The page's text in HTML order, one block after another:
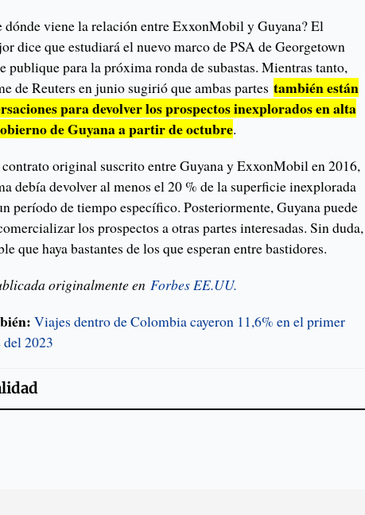
dónde viene la relación entre ExxonMobil y Guyana? El
dice que estudiará el nuevo marco de PSA de Georgetown
publique para la próxima ronda de subastas. Mientras tanto,
de Reuters en junio sugirió que ambas partestambién están
para devolver los prospectos inexplorados en alta
de Guyana a partir de octubre.
contrato original suscrito entre Guyana y ExxonMobil en 2016,
debía devolver al menos el 20 % de la superficie inexplorada
período de tiempo específico. Posteriormente, Guyana puede
los prospectos a otras partes interesadas. Sin duda,
que haya bastantes de los que esperan entre bastidores.
originalmente enForbes EE.UU.
Viajes dentro de Colombia cayeron 11,6% en el primer
2023